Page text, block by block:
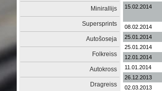
Minirallijs
Supersprints
Autošoseja
Folkreiss
Autokross
Dragreiss
15.02.2014
08.02.2014
25.01.2014
25.01.2014
12.01.2014
11.01.2014
26.12.2013
02.03.2013